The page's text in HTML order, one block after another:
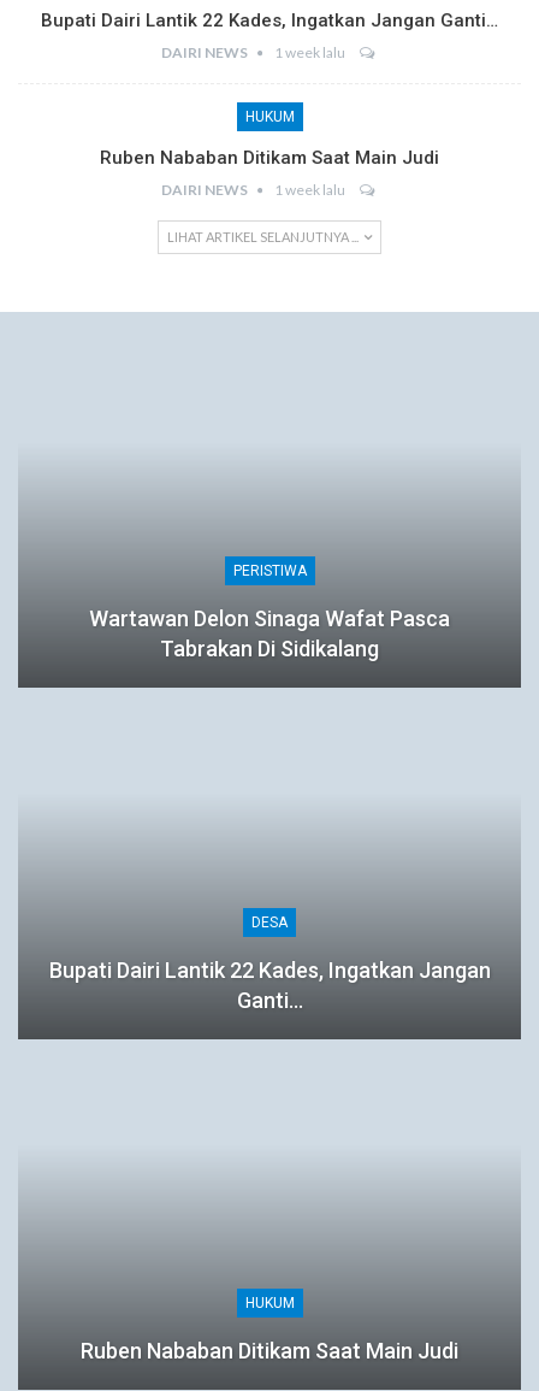
Bupati Dairi Lantik 22 Kades, Ingatkan Jangan Ganti…
DAIRI NEWS 1 week lalu
HUKUM
Ruben Nababan Ditikam Saat Main Judi
DAIRI NEWS 1 week lalu
LIHAT ARTIKEL SELANJUTNYA ...
PERISTIWA
Wartawan Delon Sinaga Wafat Pasca
Tabrakan Di Sidikalang
DESA
Bupati Dairi Lantik 22 Kades, Ingatkan Jangan
Ganti…
HUKUM
Ruben Nababan Ditikam Saat Main Judi